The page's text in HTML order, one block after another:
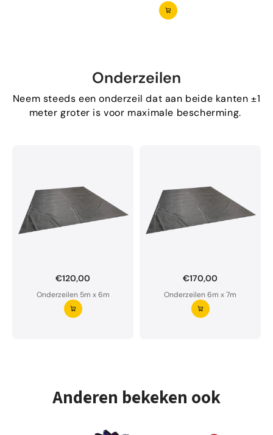
Onderzeilen
Neem steeds een onderzeil dat aan beide kanten ±1
meter groter is voor maximale bescherming.
€120,00
Onderzeilen 5m x 6m
€170,00
Onderzeilen 6m x 7m
Onderzeil op maat bestellen?
Ons onderzeil is waterdoorlatend en van premium
Anderen bekeken ook